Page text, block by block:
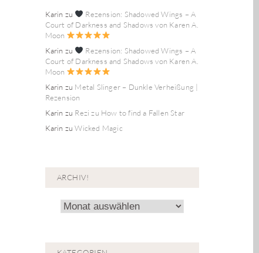
Karin zu
Rezension: Shadowed Wings – A
Court of Darkness and Shadows von Karen A.
Moon
Karin zu
Rezension: Shadowed Wings – A
Court of Darkness and Shadows von Karen A.
Moon
Karin zu Metal Slinger – Dunkle Verheißung |
Rezension
Karin zu Rezi zu How to find a Fallen Star
Karin zuWicked Magic
ARCHIV!
Archiv!